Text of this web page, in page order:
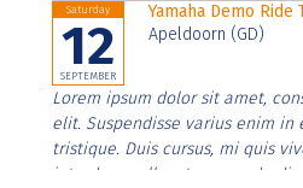
Saturday
12
SEPTEMBER
Yamaha Demo Ride
Apeldoorn (GD)
Lorem ipsum dolor sit amet,
elit. Suspendisse varius enim in
tristique. Duis cursus, mi quis
interdum nulla, ut commodo